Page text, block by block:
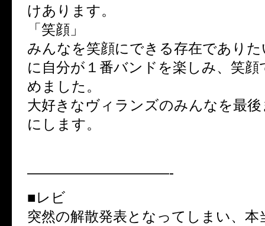
けあります。
「笑顔」
みんなを笑顔にできる存在であり
に自分が１番バンドを楽しみ、笑
めました。
大好きなヴィランズのみんなを最
にします。
——————————-
■レビ
突然の解散発表となってしまい、本